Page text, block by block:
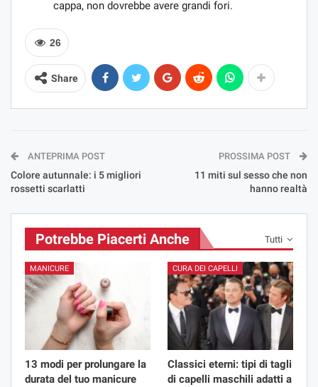
cappa, non dovrebbe avere grandi fori.
26
Share
ANTEPRIMA POST
Colore autunnale: i 5 migliori
rossetti scarlatti
PROSSIMA POST
11 miti sul sesso che non
hanno realtà
Tutti
Potrebbe Piacerti Anche
MANICURE
13 modi per prolungare la
durata del tuo manicure
CURA DEI CAPELLI
Classici eterni: tipi di tagli
di capelli maschili adatti a